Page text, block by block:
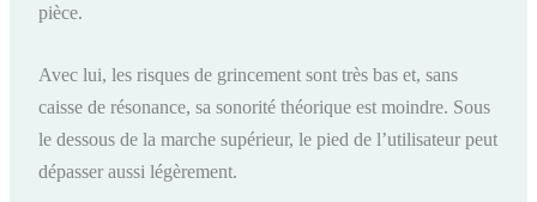
pièce.
Avec lui, les risques de grincement sont très bas et, sans
caisse de résonance, sa sonorité théorique est moindre. Sous
le dessous de la marche supérieur, le pied de l’utilisateur peut
dépasser aussi légèrement.